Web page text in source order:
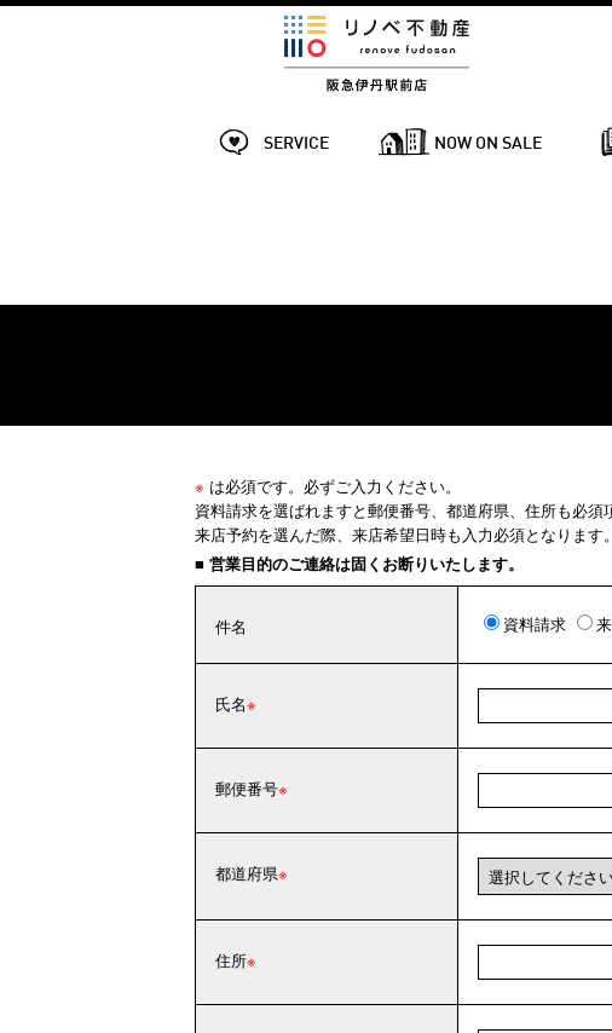
SERVICE NOW ON SALE
※ は必須です。必ずご入力ください。
資料請求を選ばれますと郵便番号、都道府県、住所も必須
来店予約を選んだ際、来店希望日時も入力必須となります。
■ 営業目的のご連絡は固くお断りいたします。
件名 資料請求
氏名
郵便番号
都道府県
住所